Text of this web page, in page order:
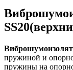
пружиной и
пружины на